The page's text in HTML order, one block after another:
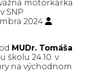
2024
MUDr. Tomáša
školu 24.10. v
na východnom